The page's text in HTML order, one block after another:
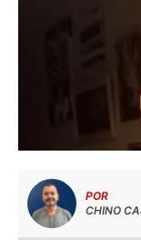
POR
CHINO